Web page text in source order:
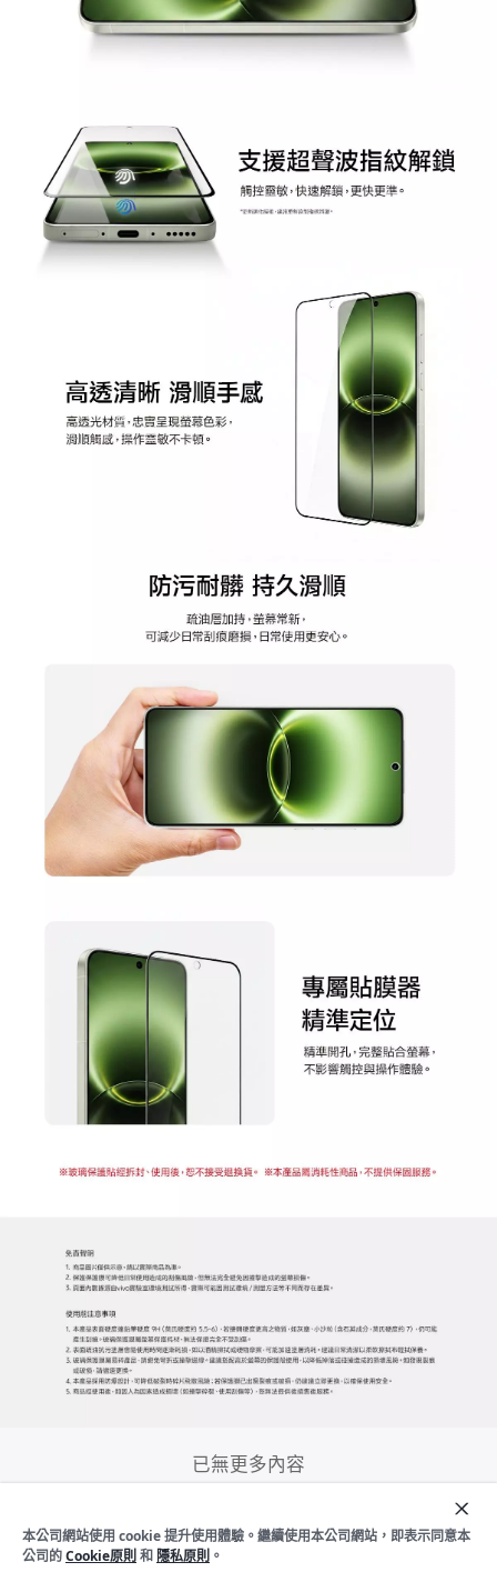
已無更多內容
加入購物車 立即購買
本公司網站使用 cookie 提升使用體驗。繼續使用本公司網站，即表示同意本
公司的Cookie原則 和 隱私原則 。